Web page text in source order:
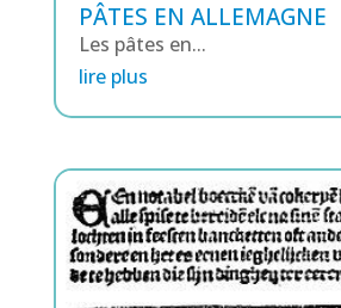
PÂTES EN ALLEMAGNE
Les pâtes en...
lire plus